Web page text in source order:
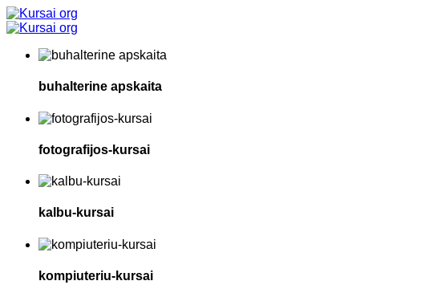
buhalterine apskaita
fotografijos-kursai
kalbu-kursai
kompiuteriu-kursai